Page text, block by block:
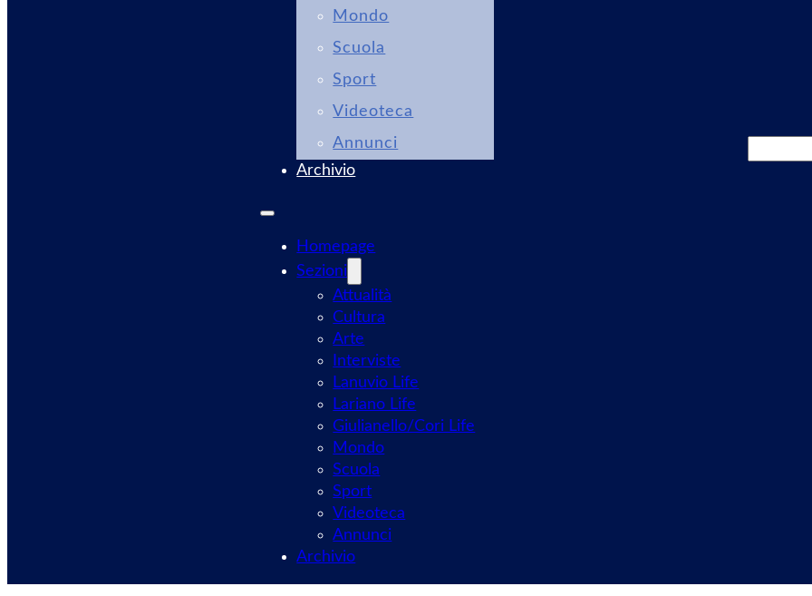
Mondo
Scuola
Sport
Videoteca
Annunci
Archivio
Homepage
Sezioni
Attualità
Cultura
Arte
Interviste
Lanuvio Life
Lariano Life
Giulianello/Cori Life
Mondo
Scuola
Sport
Videoteca
Annunci
Archivio